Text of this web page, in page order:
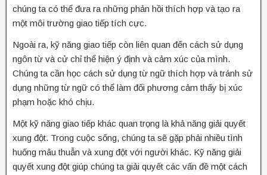
chúng ta có thể đưa ra những phản hồi thích hợp và tạo ra
một môi trường giao tiếp tích cực.
Ngoài ra, kỹ năng giao tiếp còn liên quan đến cách sử dụng
ngôn từ và cử chỉ thể hiện ý định và cảm xúc của mình.
Chúng ta cần học cách sử dụng từ ngữ thích hợp và tránh sử
dụng những từ ngữ có thể làm đối phương cảm thấy bị xúc
phạm hoặc khó chịu.
Một kỹ năng giao tiếp khác quan trọng là khả năng giải quyết
xung đột. Trong cuộc sống, chúng ta sẽ gặp phải nhiều tình
huống mâu thuẫn và xung đột với người khác. Kỹ năng giải
quyết xung đột giúp chúng ta giải quyết các vấn đề một cách